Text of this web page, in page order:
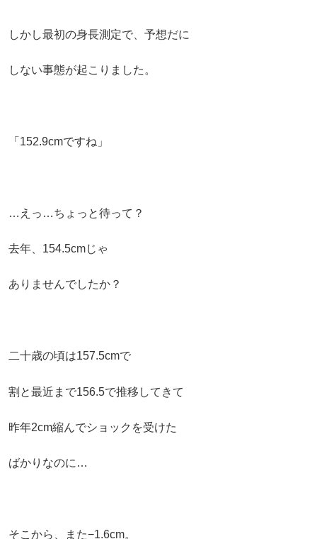
しかし最初の身長測定で、予想だに
しない事態が起こりました。
「152.9cmですね」
…えっ…ちょっと待って？
去年、154.5cmじゃ
ありませんでしたか？
二十歳の頃は157.5cmで
割と最近まで156.5で推移してきて
昨年2cm縮んでショックを受けた
ばかりなのに…
そこから、また−1.6cm。